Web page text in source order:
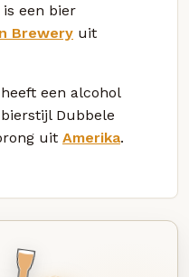
een bier
Brewery uit
heeft een alcohol
Dubbele
uit Amerika.